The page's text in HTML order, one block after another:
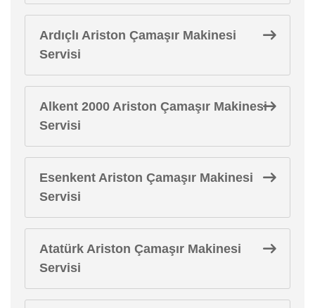
Ardıçlı Ariston Çamaşır Makinesi
Servisi
Alkent 2000 Ariston Çamaşır Makinesi
Servisi
Esenkent Ariston Çamaşır Makinesi
Servisi
Atatürk Ariston Çamaşır Makinesi
Servisi